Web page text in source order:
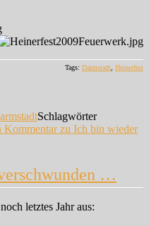
Tags: Darmstadt Heinerfest
Schlagwörter
Kommentarzu Ich bin wieder
…
letztes Jahr aus: